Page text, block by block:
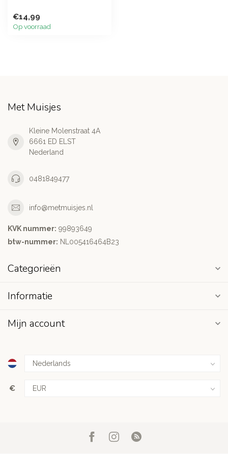
€14,99
Op voorraad
Met Muisjes
Kleine Molenstraat 4A
6661 ED ELST
Nederland
0481849477
info@metmuisjes.nl
KVK nummer: 99893649
btw-nummer: NL005416464B23
Categorieën
Informatie
Mijn account
€